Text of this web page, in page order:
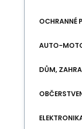
OCHRANNÉ
AUTO-
DŮM,